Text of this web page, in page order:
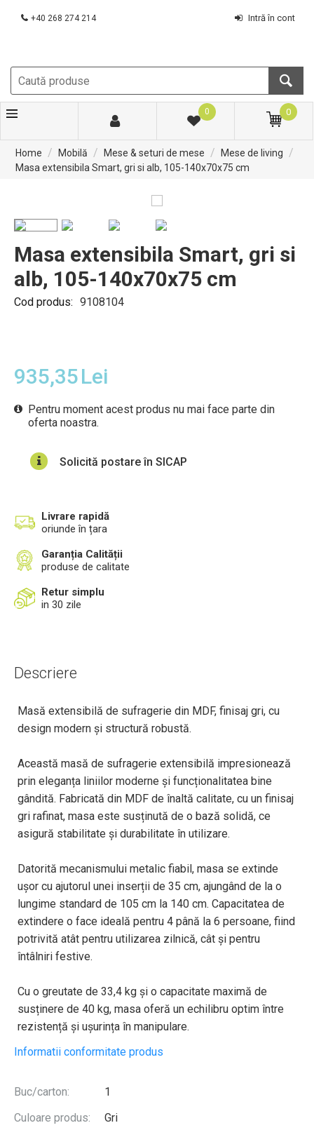
+40 268 274 214 Intră în cont
0 0
Home / Mobilă / Mese & seturi de mese / Mese de living /
Masa extensibila Smart, gri si alb, 105-140x70x75 cm
Masa extensibila Smart, gri si
alb, 105-140x70x75 cm
Cod produs: 9108104
935,35Lei
Pentru moment acest produs nu mai face parte din
oferta noastra.
Solicită postare în SICAP
Livrare rapidă
oriunde în țara
Garanția Calității
produse de calitate
Retur simplu
in 30 zile
Descriere
Masă extensibilă de sufragerie din MDF, finisaj gri, cu
design modern și structură robustă.
Această masă de sufragerie extensibilă impresionează
prin eleganța liniilor moderne și funcționalitatea bine
gândită. Fabricată din MDF de înaltă calitate, cu un finisaj
gri rafinat, masa este susținută de o bază solidă, ce
asigură stabilitate și durabilitate în utilizare.
Datorită mecanismului metalic fiabil, masa se extinde
ușor cu ajutorul unei inserții de 35 cm, ajungând de la o
lungime standard de 105 cm la 140 cm. Capacitatea de
extindere o face ideală pentru 4 până la 6 persoane, fiind
potrivită atât pentru utilizarea zilnică, cât și pentru
întâlniri festive.
Cu o greutate de 33,4 kg și o capacitate maximă de
susținere de 40 kg, masa oferă un echilibru optim între
rezistență și ușurința în manipulare.
Informatii conformitate produs
Buc/carton:
1
Culoare produs:
Gri